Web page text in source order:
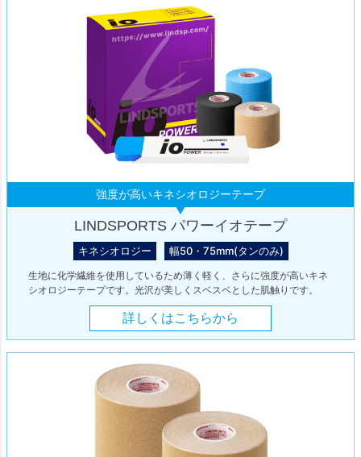
強度が高いキネシオロジーテープ
LINDSPORTS パワーイオテープ
キネシオロジー 幅50・75mm(タンのみ)
生地に化学繊維を使用しているため薄く軽く、さらに強度が高いキネ
シオロジーテープです。光沢が美しくスベスベとした肌触りです。
詳しくはこちらから